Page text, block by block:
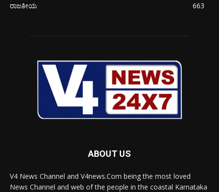
ರಾಜಕೀಯ
663
ABOUT US
V4 News Channel and V4news.Com being the most loved
News Channel and web of the people in the coastal Karnataka